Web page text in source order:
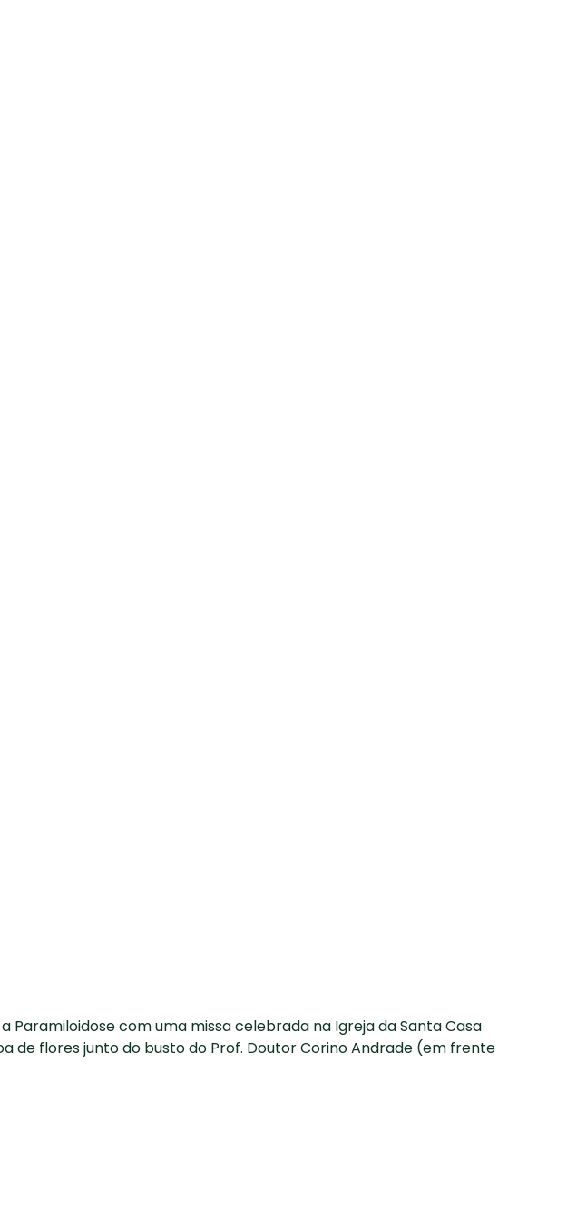
Paramiloidose com uma missa celebrada na Igreja da Santa Casa
de flores junto do busto do Prof. Doutor Corino Andrade (em frente